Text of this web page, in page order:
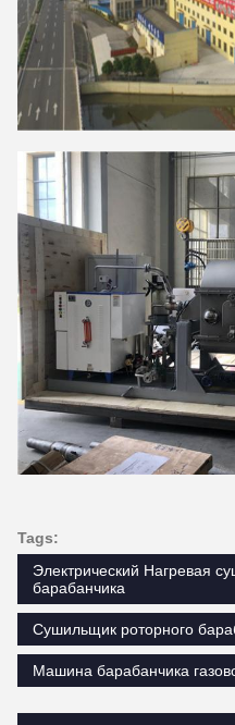
Tags:
Электрический Нагревая
барабанчика
Сушильщик роторного
Машина барабанчика